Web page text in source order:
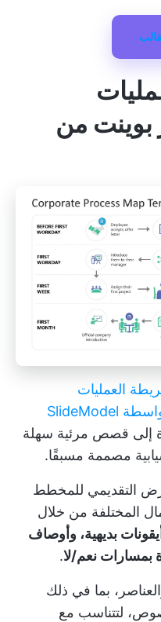
بوينت من
العمليات
إلى قصص مرئية سهلة
مصممة مسبقًا.
التقديمي للمخطط
المختلفة من خلال
بديهية، وأوصاف
بمسارات نعم/لا.
بما في ذلك
لتتناسب مع